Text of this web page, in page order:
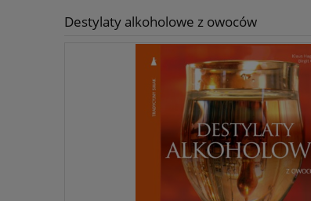
Destylaty alkoholowe z owoców